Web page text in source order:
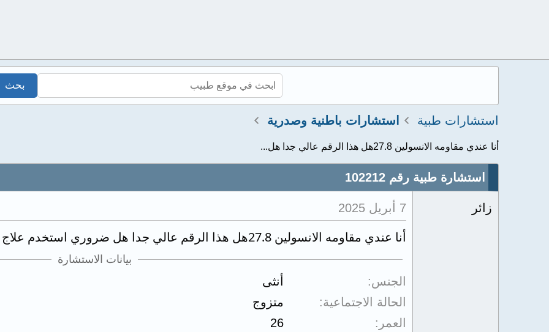
استشارات طبية استشارات باطنية وصدرية
أنا عندي مقاومه الانسولين 27.8هل هذا الرقم عالي جدا هل...
استشارة طبية رقم 102212
زائر 7 أبريل 2025
أنا عندي مقاومه الانسولين 27.8هل هذا الرقم عالي جدا هل ضروري استخدم علاج او بس حميه
بيانات الاستشارة
الجنس
أنثى
الحالة الاجتماعية
متزوج
العمر
26